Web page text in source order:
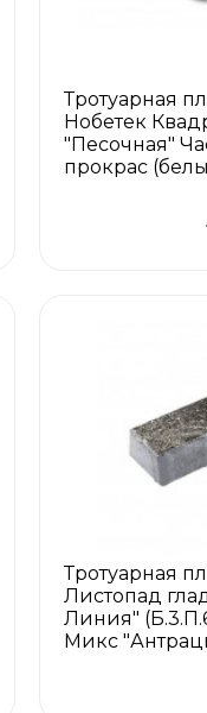
Тротуарная
Нобетек
"Песочная"
прокрас
Тротуарная
Листопад
Линия"
Микс